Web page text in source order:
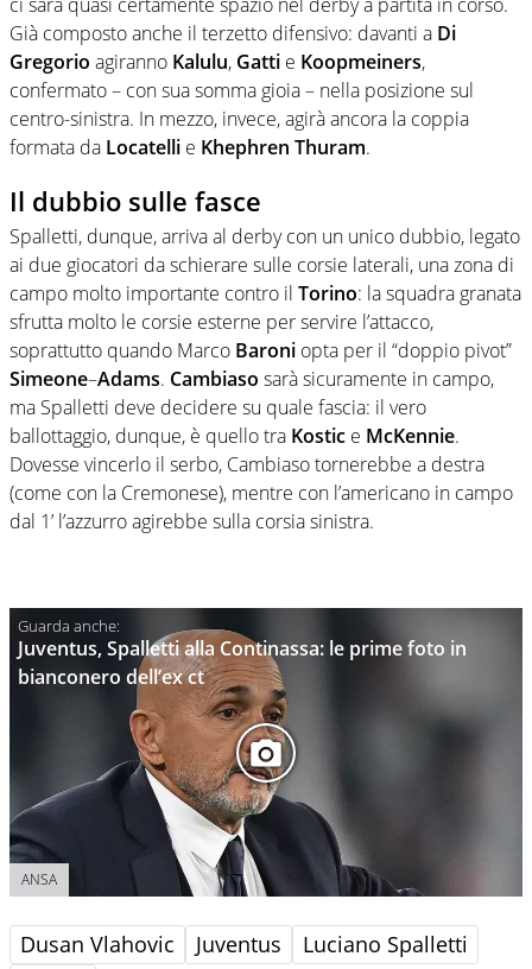
Già composto anche il terzetto difensivo: davanti a Di
Gregorio agiranno Kalulu, Gatti e Koopmeiners,
confermato – con sua somma gioia – nella posizione sul
centro-sinistra. In mezzo, invece, agirà ancora la coppia
formata da Locatelli e Khephren Thuram.
Il dubbio sulle fasce
Spalletti, dunque, arriva al derby con un unico dubbio, legato
ai due giocatori da schierare sulle corsie laterali, una zona di
campo molto importante contro il Torino: la squadra granata
sfrutta molto le corsie esterne per servire l’attacco,
soprattutto quando Marco Baroni opta per il “doppio pivot”
Simeone–Adams. Cambiaso sarà sicuramente in campo,
ma Spalletti deve decidere su quale fascia: il vero
ballottaggio, dunque, è quello tra Kostic e McKennie.
Dovesse vincerlo il serbo, Cambiaso tornerebbe a destra
(come con la Cremonese), mentre con l’americano in campo
dal 1’ l’azzurro agirebbe sulla corsia sinistra.
Juventus, Spalletti alla Continassa: le prime foto in
bianconero dell’ex ct
ANSA
Dusan Vlahovic Juventus Luciano Spalletti